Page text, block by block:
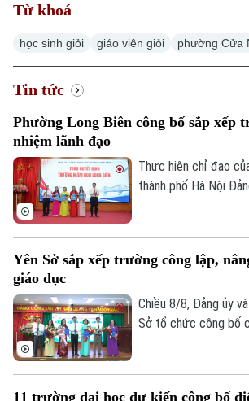
Từ khoá
học sinh giỏi giáo viên giỏi phường Cửa
Tin tức
Phường Long Biên công bố sắp xếp
nhiệm lãnh đạo
Thực hiện chỉ đạo
thành phố Hà Nội
sở giáo dục công lập
Yên Sở sắp xếp trường công lập,
giáo dục
Chiều 8/8, Đảng ủy
Sở tổ chức công bố
11 trường đại học dự kiến công bố